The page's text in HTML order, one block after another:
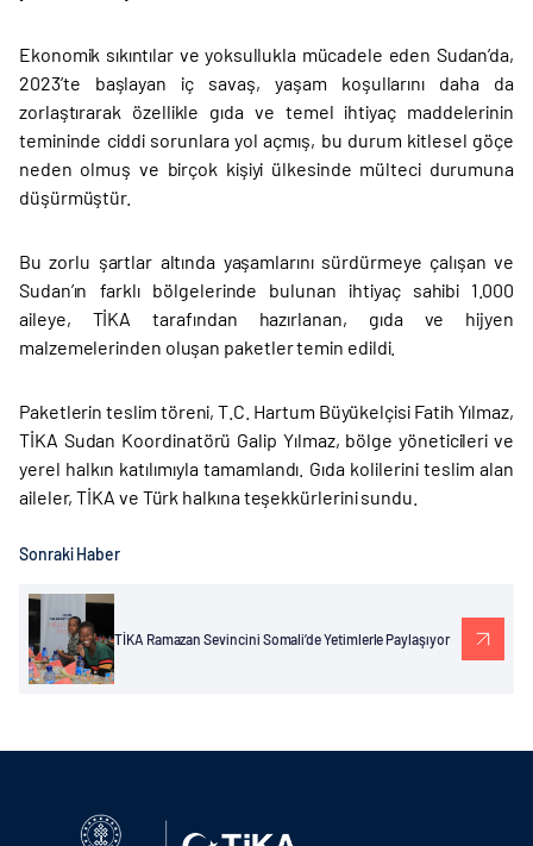
Ekonomik sıkıntılar ve yoksullukla mücadele eden Sudan’da,
2023’te başlayan iç savaş, yaşam koşullarını daha da
zorlaştırarak özellikle gıda ve temel ihtiyaç maddelerinin
temininde ciddi sorunlara yol açmış, bu durum kitlesel göçe
neden olmuş ve birçok kişiyi ülkesinde mülteci durumuna
düşürmüştür.
Bu zorlu şartlar altında yaşamlarını sürdürmeye çalışan ve
Sudan’ın farklı bölgelerinde bulunan ihtiyaç sahibi 1.000
aileye, TİKA tarafından hazırlanan, gıda ve hijyen
malzemelerinden oluşan paketler temin edildi.
Paketlerin teslim töreni, T.C. Hartum Büyükelçisi Fatih Yılmaz,
TİKA Sudan Koordinatörü Galip Yılmaz, bölge yöneticileri ve
yerel halkın katılımıyla tamamlandı. Gıda kolilerini teslim alan
aileler, TİKA ve Türk halkına teşekkürlerini sundu.
Sonraki Haber
TİKA Ramazan Sevincini Somali’de Yetimlerle Paylaşıyor